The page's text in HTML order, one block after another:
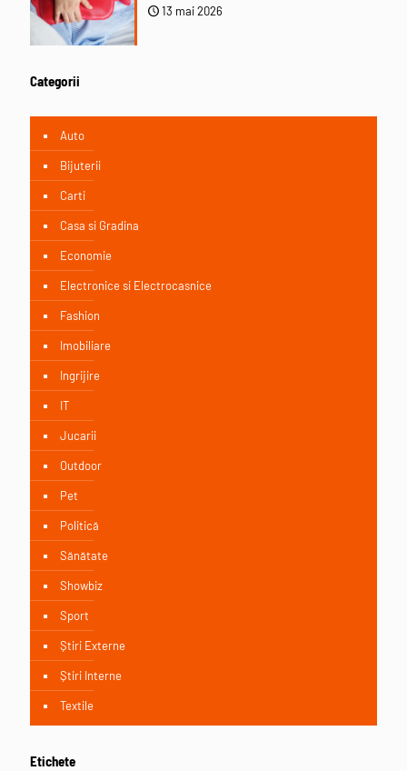
13 mai 2026
Categorii
Auto
Bijuterii
Carti
Casa si Gradina
Economie
Electronice si Electrocasnice
Fashion
Imobiliare
Ingrijire
IT
Jucarii
Outdoor
Pet
Politică
Sănătate
Showbiz
Sport
Știri Externe
Știri Interne
Textile
Etichete